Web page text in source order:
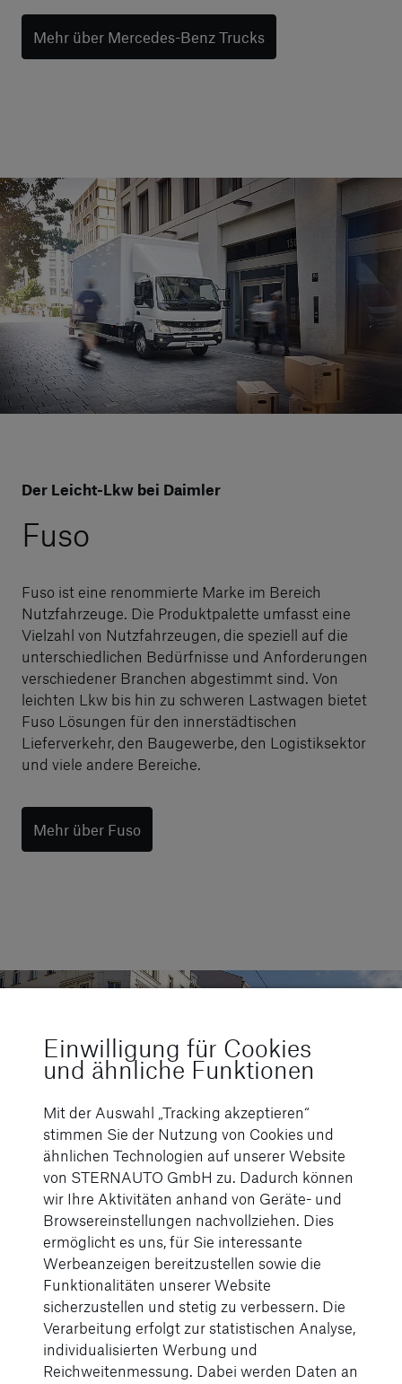
Mehr über Mercedes-Benz Trucks
Der Leicht-Lkw bei Daimler
Fuso
Fuso ist eine renommierte Marke im Bereich
Nutzfahrzeuge. Die Produktpalette umfasst eine
Vielzahl von Nutzfahrzeugen, die speziell auf die
unterschiedlichen Bedürfnisse und Anforderungen
verschiedener Branchen abgestimmt sind. Von
leichten Lkw bis hin zu schweren Lastwagen bietet
Fuso Lösungen für den innerstädtischen
Lieferverkehr, den Baugewerbe, den Logistiksektor
und viele andere Bereiche.
Mehr über Fuso
Ihr Partner für Nutzfahrzeuge aller Art
Mercedes-Benz Trucks
Kommunal- und
Einwilligung für Cookies
und ähnliche Funktionen
Mit der Auswahl „Tracking akzeptieren“
stimmen Sie der Nutzung von Cookies und
ähnlichen Technologien auf unserer Website
von STERNAUTO GmbH zu. Dadurch können
wir Ihre Aktivitäten anhand von Geräte- und
Browsereinstellungen nachvollziehen. Dies
ermöglicht es uns, für Sie interessante
Werbeanzeigen bereitzustellen sowie die
Funktionalitäten unserer Website
sicherzustellen und stetig zu verbessern. Die
Verarbeitung erfolgt zur statistischen Analyse,
individualisierten Werbung und
Reichweitenmessung. Dabei werden Daten an